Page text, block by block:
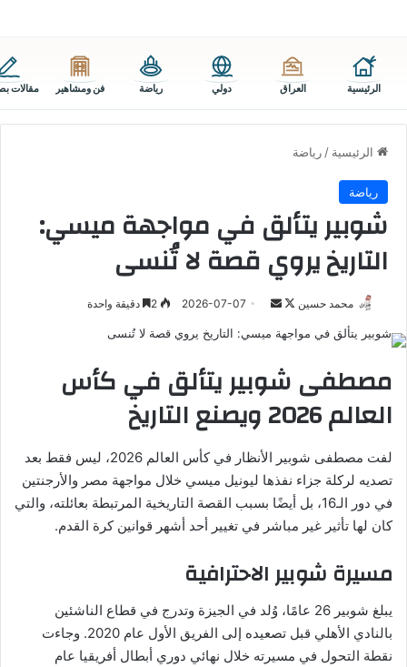
الرئيسية العراق دولي رياضة فن ومشاهير مقالات
الرئيسية / رياضة
رياضة
شوبير يتألق في مواجهة ميسي:
التاريخ يروي قصة لا تُنسى
محمد حسين
تابعأرسل 2026-07-07 دقيقة واحدة
مصطفى شوبير يتألق في كأس
العالم 2026 ويصنع التاريخ
لفت مصطفى شوبير الأنظار في كأس العالم 2026، ليس فقط بعد
تصديه لركلة جزاء نفذها ليونيل ميسي خلال مواجهة مصر والأرجنتين
في دور الـ16، بل أيضًا بسبب القصة التاريخية المرتبطة بعائلته، والتي
كان لها تأثير غير مباشر في تغيير أحد أشهر قوانين كرة القدم.
مسيرة شوبير الاحترافية
يبلغ شوبير 26 عامًا، وُلد في الجيزة وتدرج في قطاع الناشئين
بالنادي الأهلي قبل تصعيده إلى الفريق الأول عام 2020. وجاءت
نقطة التحول في مسيرته خلال نهائي دوري أبطال أفريقيا عام